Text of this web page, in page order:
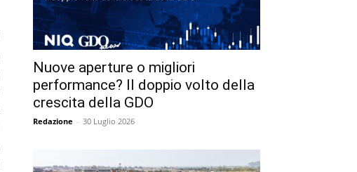
Nuove aperture o migliori
performance? Il doppio volto della
crescita della GDO
Redazione - 30 Luglio 2026